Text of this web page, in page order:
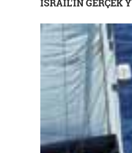
İSRAİL'İN GERÇEK